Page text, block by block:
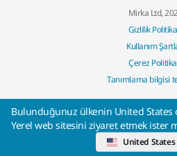
Mirka Ltd,
Gizlilik
Kullanım
Çerez
Tanımlama bilgisi
Bulunduğunuz ülkenin United
Yerel web sitesini ziyaret etmek ister
United States